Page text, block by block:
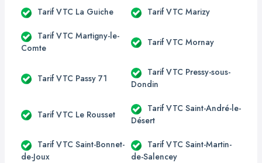
Tarif VTC La Guiche Tarif VTC Marizy
Tarif VTC Martigny-le-
Comte
Tarif VTC Mornay
Tarif VTC Passy 71
Tarif VTC Pressy-sous-
Dondin
Tarif VTC Le Rousset
Tarif VTC Saint-André-le-
Désert
Tarif VTC Saint-Bonnet-
de-Joux
Tarif VTC Saint-Martin-
de-Salencey